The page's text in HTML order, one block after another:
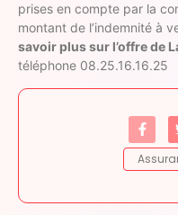
prises en compte par la
montant de l’indemnité à
savoir plus sur l’offre de
téléphone 08.25.16.16.25